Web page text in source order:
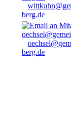
berg.de
berg.de